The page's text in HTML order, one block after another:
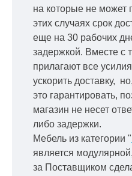
на которые не может
этих случаях срок
еще на 30 рабочих
задержкой. Вместе с
прилагают все
ускорить доставку,
это гарантировать,
магазин не несет
либо задержки.
Мебель из категории "
является
за Поставщиком